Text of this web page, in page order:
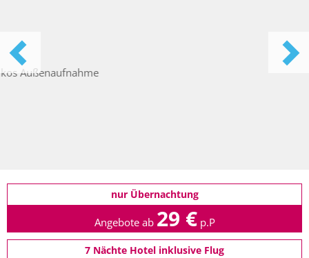
nur Übernachtung
Angebote ab 29 € p.P
7 Nächte Hotel inklusive Flug